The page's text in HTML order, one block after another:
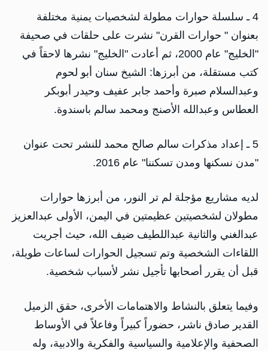
4 ـ سلسلة حوارات مطولة لشخصيات يمنية مختلفة
بعنوان " حوارات القرن" نشرت على حلقات في صحيفة
"الخليج" عام 2000، ثم أعادت "الخليج" نشرها لاحقاً في
كتب مستقلة، من أبرزها: الشيخ سنان أبو لحوم
وعبدالسلام صبرة وأحمد جابر عفيف وحيدر أبوبكر
العطاس وعبدالله الأصنج ومحمد سالم باسندوة.
5 ـ إعداد مذكرات سالم صالح محمد للنشر تحت عنوان
"مدن نسكنها ومدن تسكننا" عام 2016.
لديه مشاريع مؤجلة لم تر النور، من أبرزها حوارات
مطولان لشخصيتين عظيمتين في اليمن، الأولى عبدالعزيز
عبدالغني والثانية عبداللطيف ضيف الله، حيث أجريت
اللقاءات الشخصية وتم تسجيل الحوارات لساعات طويلة،
قبل أن يقرر أصحابها تأجيل نشر لأسباب شخصية.
وفيما يتعلق بالنشاط والاهتمامات الأخرى، حقق الزميل
القدير صادق ناشر، حضوراً كبيراً وفاعلاً في الأوساط
الصحفية والإعلامية والسياسية والفكرية والادبية، وله